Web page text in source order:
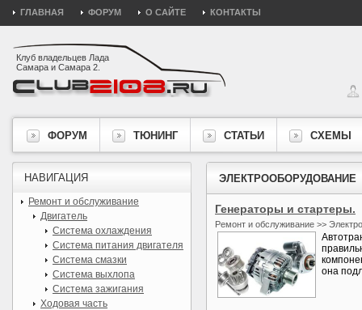
ГЛАВНАЯ ФОРУМ О САЙТЕ КОНТАКТЫ
Клуб владельцев Лада
Самара и Самара 2.
ФОРУМ ТЮНИНГ СТАТЬИ СХЕМЫ
ЭЛЕКТРООБОРУДОВАНИЕ
Генераторы и стартеры.
Ремонт и обслуживание >>
она
НАВИГАЦИЯ
Ремонт и обслуживание
Двигатель
Система охлаждения
Система питания двигателя
Система смазки
Система выхлопа
Система зажигания
Ходовая часть